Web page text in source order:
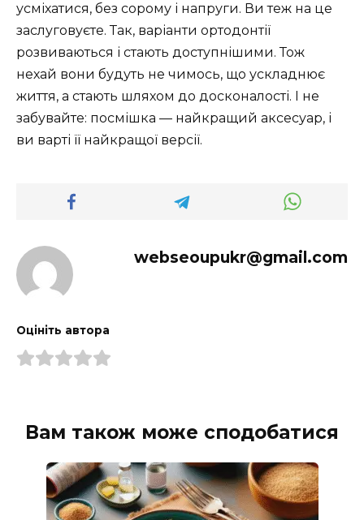
усміхатися, без сорому і напруги. Ви теж на це
заслуговуєте. Так, варіанти ортодонтії
розвиваються і стають доступнішими. Тож
нехай вони будуть не чимось, що ускладнює
життя, а стають шляхом до досконалості. І не
забувайте: посмішка — найкращий аксесуар, і
ви варті її найкращої версії.
webseoupukr@gmail.com
Оцініть автора
Вам також може сподобатися